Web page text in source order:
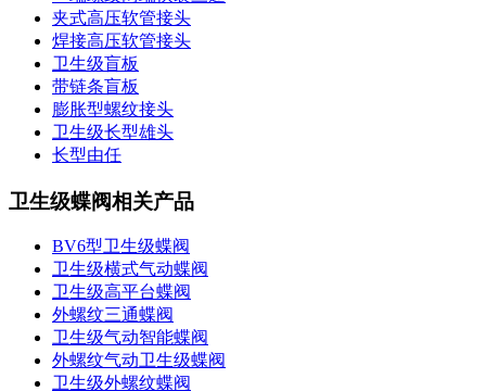
夹式高压软管接头
焊接高压软管接头
卫生级盲板
带链条盲板
膨胀型螺纹接头
卫生级长型雄头
长型由任
卫生级蝶阀相关产品
BV6型卫生级蝶阀
卫生级横式气动蝶阀
卫生级高平台蝶阀
外螺纹三通蝶阀
卫生级气动智能蝶阀
外螺纹气动卫生级蝶阀
卫生级外螺纹蝶阀